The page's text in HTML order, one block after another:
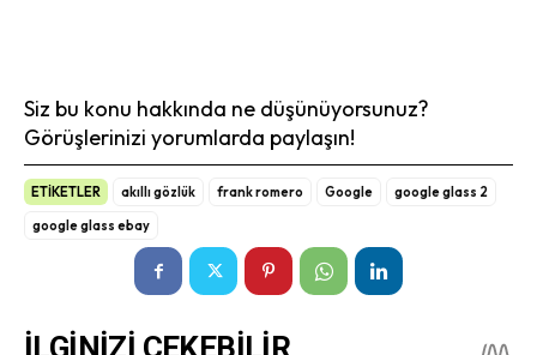
Siz bu konu hakkında ne düşünüyorsunuz?
Görüşlerinizi yorumlarda paylaşın!
ETİKETLER akıllı gözlük frank romero Google
google glass 2
google glass ebay